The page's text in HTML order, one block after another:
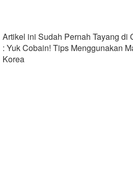
Artikel ini Sudah Pernah Tayang di
: Yuk Cobain! Tips Menggunakan
Korea